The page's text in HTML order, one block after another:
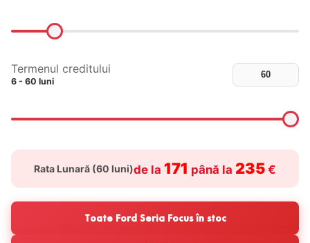
Termenul creditului
6 - 60 luni
Rata Lunară (60 luni)de la 171 până la 235 €
Toate Ford Seria Focus în stoc